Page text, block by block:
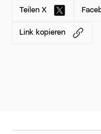
Teilen X
Link kopieren